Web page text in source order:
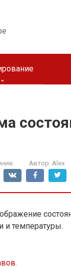
Автор: Alex
и температуры.